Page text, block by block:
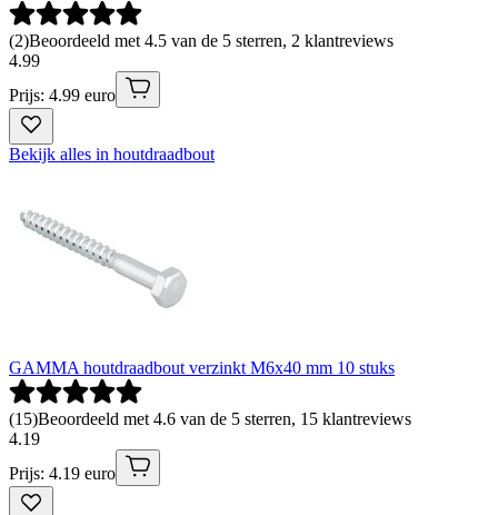
(2)Beoordeeld met 4.5 van de 5 sterren, 2 klantreviews
4.99
Prijs: 4.99 euro
Bekijk alles in houtdraadbout
GAMMA houtdraadbout verzinkt M6x40 mm 10 stuks
(15)Beoordeeld met 4.6 van de 5 sterren, 15 klantreviews
4.19
Prijs: 4.19 euro